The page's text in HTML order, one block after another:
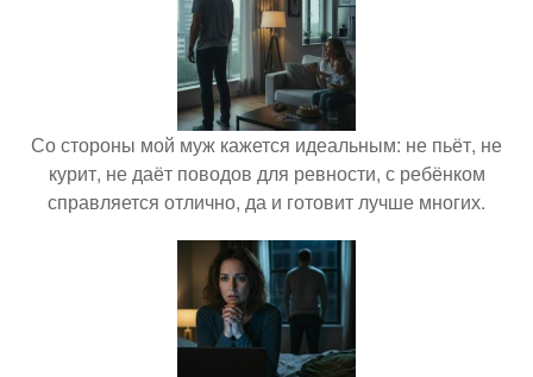
Со стороны мой муж кажется идеальным: не пьёт, не
курит, не даёт поводов для ревности, с ребёнком
справляется отлично, да и готовит лучше многих.